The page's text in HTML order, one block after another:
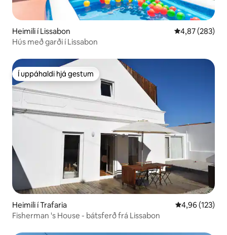
Heimili í Lissabon 4,87 af 5 í
4,87 (283)
Hús með garði í Lissabon
Í uppáhaldi hjá gestum
Í uppáhaldi hjá gestum
Heimili í Trafaria 4,96 af 5 í
4,96 (123)
Fisherman 's House - bátsferð frá Lissabon